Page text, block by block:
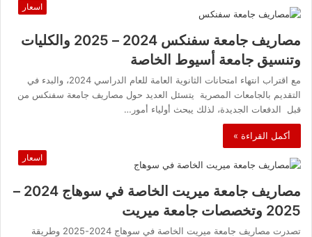
اسعار
مصاريف جامعة سفنكس 2024 – 2025 والكليات
وتنسيق جامعة أسيوط الخاصة
مع اقتراب انتهاء امتحانات الثانوية العامة للعام الدراسي 2024، والبدء في
التقديم بالجامعات المصرية يتسئل العديد حول مصاريف جامعة سفنكس من
قبل الدفعات الجديدة، لذلك يبحث أولياء أمور…
أكمل القراءة »
اسعار
مصاريف جامعة ميريت الخاصة في سوهاج 2024 –
2025 وتخصصات جامعة ميريت
تصدرت مصاريف جامعة ميريت الخاصة في سوهاج 2024-2025 وطريقة